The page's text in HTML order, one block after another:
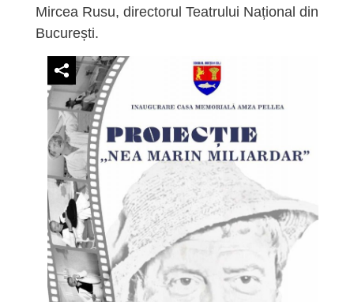
Mircea Rusu, directorul Teatrului Național din
București.